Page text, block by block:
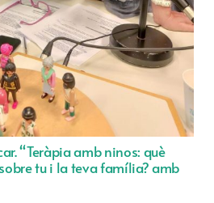
“Teràpia amb ninos: què
tu i la teva família? amb